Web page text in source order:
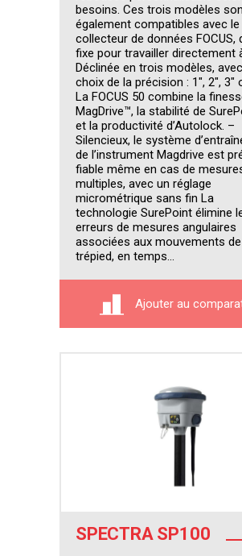
besoins. Ces trois modèles
également compatibles avec le
collecteur de données FOCUS,
fixe pour travailler directement
Déclinée en trois modèles,
choix de la précision : 1″, 2″, 3″
La FOCUS 50 combine la
MagDrive™, la stabilité de
et la productivité d’Autolock. –
Silencieux, le système
de l’instrument Magdrive est
fiable même en cas de
multiples, avec un réglage
micrométrique sans fin La
technologie SurePoint élimine
erreurs de mesures angulaires
associées aux mouvements de
trépied, en temps...
Ajouter au
SPECTRA SP100